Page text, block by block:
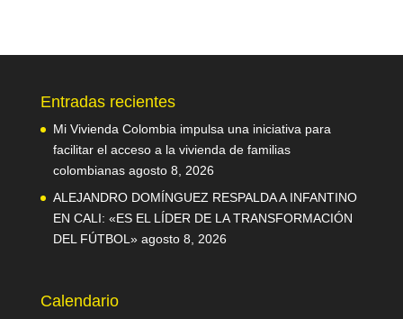
Entradas recientes
Mi Vivienda Colombia impulsa una iniciativa para
facilitar el acceso a la vivienda de familias
colombianas agosto 8, 2026
ALEJANDRO DOMÍNGUEZ RESPALDA A INFANTINO
EN CALI: «ES EL LÍDER DE LA TRANSFORMACIÓN
DEL FÚTBOL» agosto 8, 2026
Calendario